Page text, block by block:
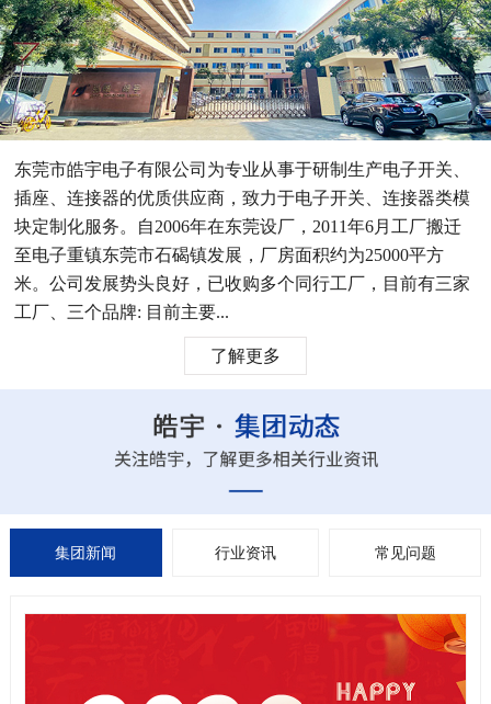
东莞市皓宇电子有限公司为专业从事于研制生产电子开关、
插座、连接器的优质供应商，致力于电子开关、连接器类模
块定制化服务。自2006年在东莞设厂，2011年6月工厂搬迁
至电子重镇东莞市石碣镇发展，厂房面积约为25000平方
米。公司发展势头良好，已收购多个同行工厂，目前有三家
工厂、三个品牌: 目前主要...
了解更多
集团新闻 行业资讯 常见问题